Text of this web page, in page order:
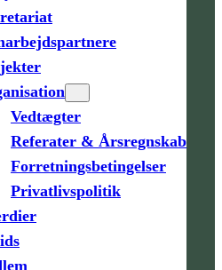
Vedtægter
Referater & Årsregnskab
Forretningsbetingelser
Privatlivspolitik